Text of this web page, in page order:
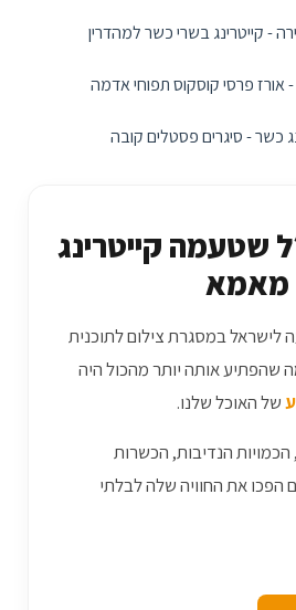
שטעמה קייטרינג
מאמא
לישראל במסגרת צילום לתוכנית
של האוכל שלנו.
הנדיבות, הכשרות
הפכו את החוויה שלה לבלתי